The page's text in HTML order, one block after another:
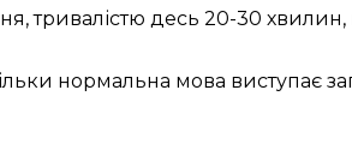
тривалістю десь 20-30 хвилин,
нормальна мова виступає